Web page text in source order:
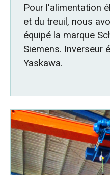
Pour l'alimentation
et du treuil, nous
équipé la marque
Siemens. Inverseur
Yaskawa.